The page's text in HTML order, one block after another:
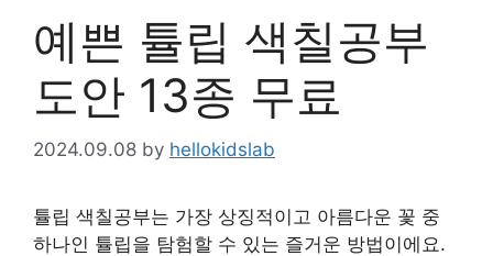
예쁜 튤립 색칠공부
도안 13종 무료
2024.09.08 by hellokidslab
튤립 색칠공부는 가장 상징적이고 아름다운 꽃 중
하나인 튤립을 탐험할 수 있는 즐거운 방법이에요.